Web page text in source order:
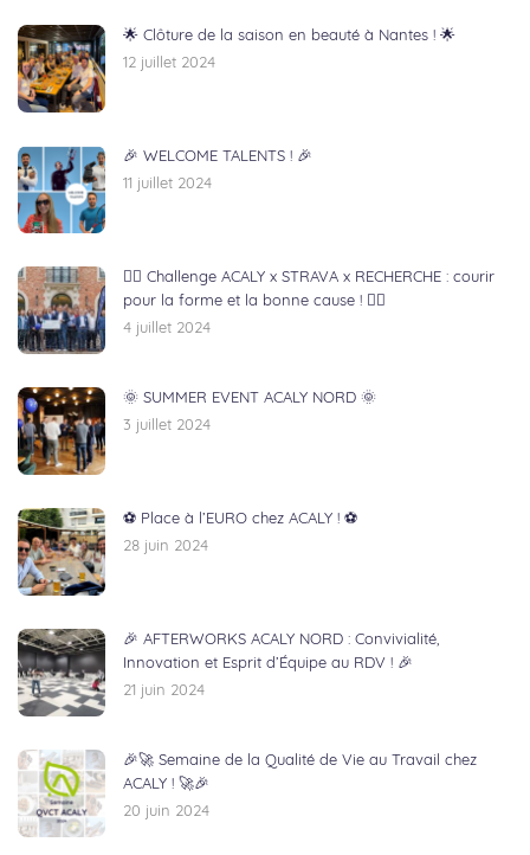
🌟 Clôture de la saison en beauté à Nantes ! 🌟
12 juillet 2024
🎉 WELCOME TALENTS ! 🎉
11 juillet 2024
🏃‍♂️ Challenge ACALY x STRAVA x RECHERCHE : courir
pour la forme et la bonne cause ! 🏃‍♀️
4 juillet 2024
🌞 SUMMER EVENT ACALY NORD 🌞
3 juillet 2024
⚽ Place à l’EURO chez ACALY ! ⚽
28 juin 2024
🎉 AFTERWORKS ACALY NORD : Convivialité,
Innovation et Esprit d’Équipe au RDV ! 🎉
21 juin 2024
🎉🚀 Semaine de la Qualité de Vie au Travail chez
ACALY ! 🚀🎉
20 juin 2024